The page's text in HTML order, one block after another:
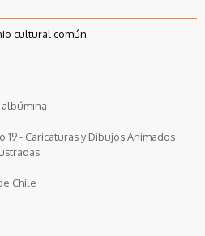
cultural común
19 - Caricaturas y Dibujos Animados
Chile